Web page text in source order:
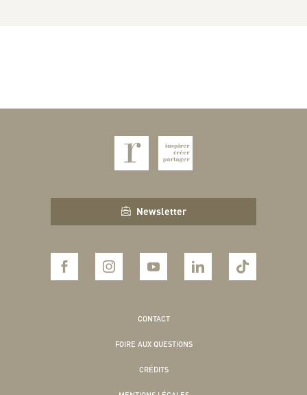
Newsletter
CONTACT
FOIRE AUX QUESTIONS
CRÉDITS